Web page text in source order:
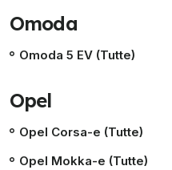
Omoda
Omoda 5 EV (Tutte)
Opel
Opel Corsa-e (Tutte)
Opel Mokka-e (Tutte)